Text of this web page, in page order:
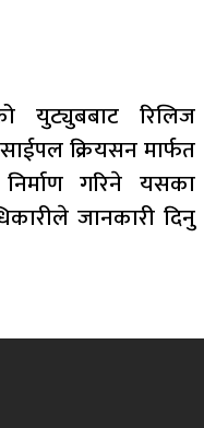
युट्युबबाट रिलिज
क्रियसन मार्फत
निर्माण गरिने यसका
जानकारी दिनु